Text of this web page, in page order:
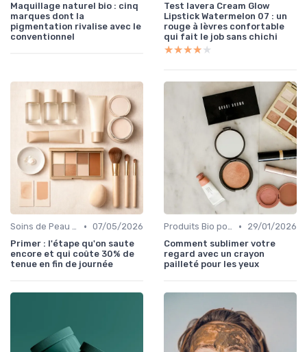
Maquillage naturel bio : cinq
marques dont la
pigmentation rivalise avec le
conventionnel
Test lavera Cream Glow
Lipstick Watermelon 07 : un
rouge à lèvres confortable
qui fait le job sans chichi
★★★★★
★★★★★
Soins de Peau Bio et Pré-Maquillage • 07/05/2026
Primer : l'étape qu'on saute
encore et qui coûte 30% de
tenue en fin de journée
Produits Bio pour les Yeux •
29/01/2026
Comment sublimer votre
regard avec un crayon
pailleté pour les yeux